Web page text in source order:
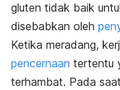
gluten tidak baik
disebabkan oleh
Ketika meradang,
pencernaan tertentu
terhambat. Pada